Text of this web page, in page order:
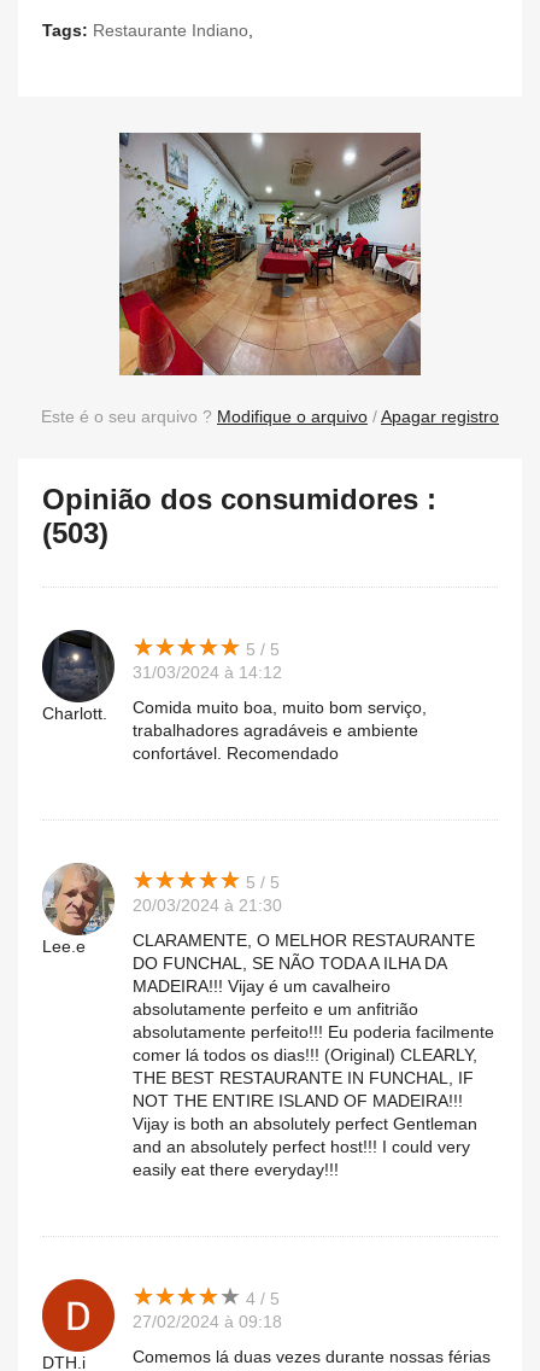
Tags: Restaurante Indiano
Este é o seu arquivo ? Modifique o arquivo /Apagar registro
Opinião dos consumidores :
(503)
Charlott.
★★★★★
★★★★★ 5 / 5
31/03/2024 à 14:12
Comida muito boa, muito bom serviço,
trabalhadores agradáveis e ambiente
confortável. Recomendado
Lee.e
★★★★★
★★★★★ 5 / 5
20/03/2024 à 21:30
CLARAMENTE, O MELHOR RESTAURANTE
DO FUNCHAL, SE NÃO TODA A ILHA DA
MADEIRA!!! Vijay é um cavalheiro
absolutamente perfeito e um anfitrião
absolutamente perfeito!!! Eu poderia facilmente
comer lá todos os dias!!! (Original) CLEARLY,
THE BEST RESTAURANTE IN FUNCHAL, IF
NOT THE ENTIRE ISLAND OF MADEIRA!!!
Vijay is both an absolutely perfect Gentleman
and an absolutely perfect host!!! I could very
easily eat there everyday!!!
DTH.i
★★★★★
★★★★★ 4 / 5
27/02/2024 à 09:18
Comemos lá duas vezes durante nossas férias